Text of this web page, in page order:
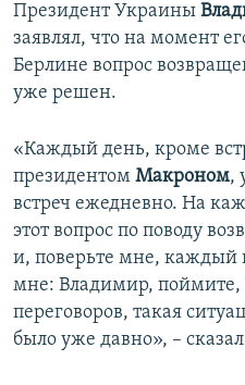
Президент Украины
заявлял, что на момент
Берлине вопрос
уже решен.
«Каждый день, кроме
президентом Макроном,
встреч ежедневно. На
этот вопрос по поводу
и, поверьте мне, каждый
мне: Владимир, поймите,
переговоров, такая
было уже давно», –